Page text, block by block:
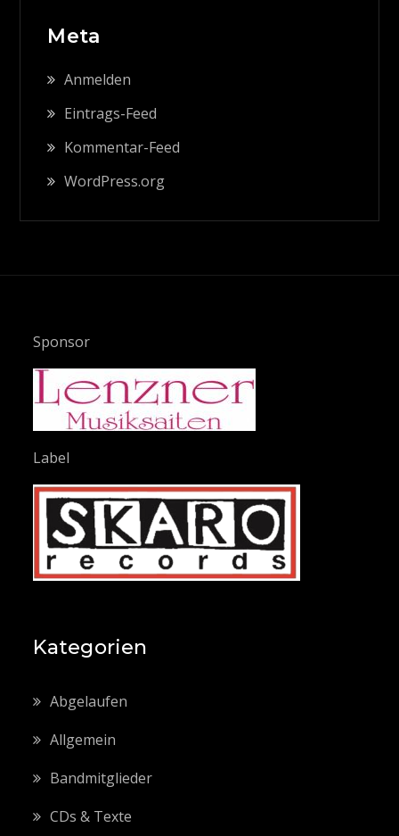
Meta
Anmelden
Eintrags-Feed
Kommentar-Feed
WordPress.org
Sponsor
Label
Kategorien
Abgelaufen
Allgemein
Bandmitglieder
CDs & Texte